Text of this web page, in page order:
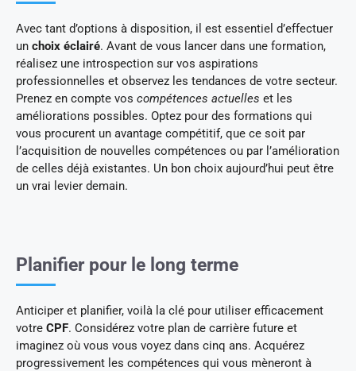
Avec tant d’options à disposition, il est essentiel d’effectuer
un choix éclairé. Avant de vous lancer dans une formation,
réalisez une introspection sur vos aspirations
professionnelles et observez les tendances de votre secteur.
Prenez en compte vos compétences actuelles et les
améliorations possibles. Optez pour des formations qui
vous procurent un avantage compétitif, que ce soit par
l’acquisition de nouvelles compétences ou par l’amélioration
de celles déjà existantes. Un bon choix aujourd’hui peut être
un vrai levier demain.
Planifier pour le long terme
Anticiper et planifier, voilà la clé pour utiliser efficacement
votre CPF. Considérez votre plan de carrière future et
imaginez où vous vous voyez dans cinq ans. Acquérez
progressivement les compétences qui vous mèneront à